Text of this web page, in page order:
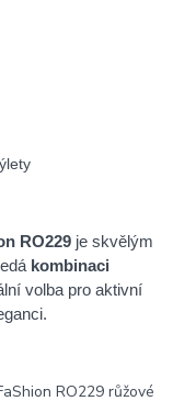
RO229je skvělým
kombinaci
volba pro aktivní